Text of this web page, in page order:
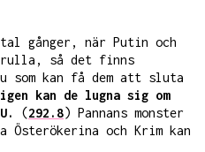
gånger, när Putin och
rulla, så det finns
kan få dem att sluta
kan de lugna sig om
(292.8) Pannans monster
Österökerina och Krim kan